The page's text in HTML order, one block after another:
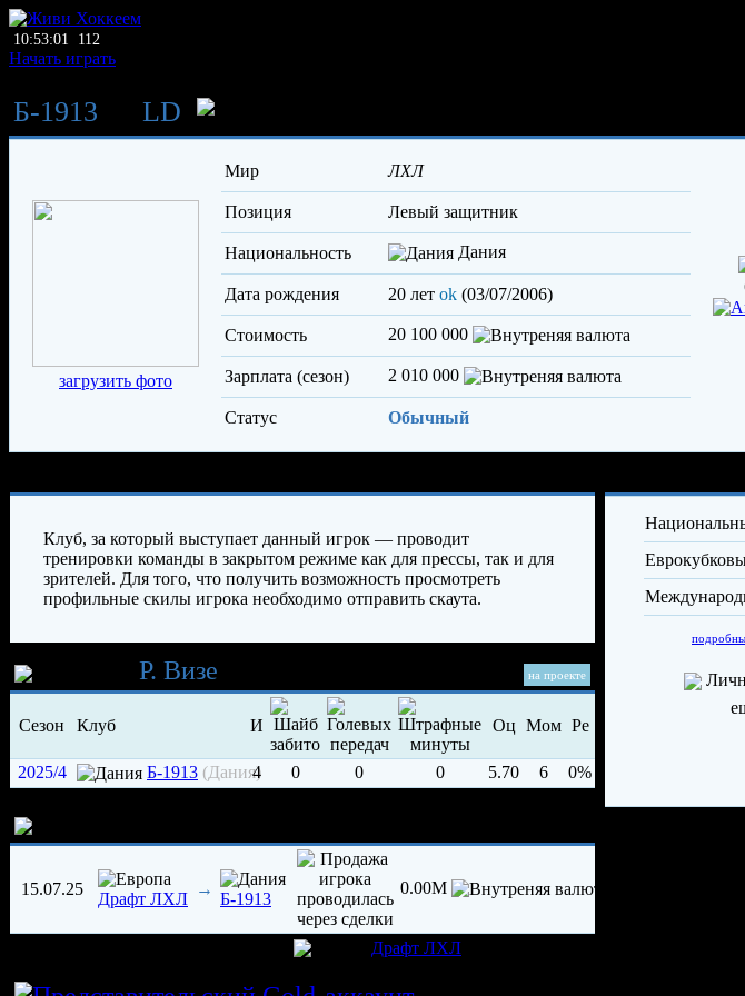
10:53:01 112
Начать играть
Б-1913 LD
загрузить фото
Мир ЛХЛ
Позиция левый защитник
Национальность Дания
Дата рождения 20 лет ok (03/07/2006)
Стоимость 20 100 000
Зарплата (сезон) 2 010 000
Статус Обычный
Клуб, за который выступает данный игрок — проводит
тренировки команды в закрытом режиме как для прессы, так и для
зрителей. Для того, что получить возможность просмотреть
профильные скилы игрока необходимо отправить скаута.
на проекте
Р. Визе
Сезон Клуб И Оц Мом Ре
2025/4 Б-1913 (Дания)
4 0 0 0 5.70 6 0%
15.07.25
Драфт ЛХЛ
→
Б-1913
0.00M
Драфт ЛХЛ